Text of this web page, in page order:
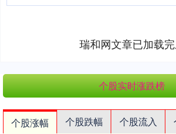
瑞和网文章已加载
个股实时涨跌榜
个股涨幅 个股跌幅 个股流入